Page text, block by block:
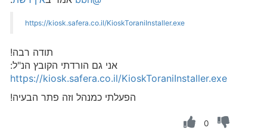
https://kiosk.safera.co.il/KioskToraniInstaller.exe
תודה רבה!
אני גם הורדתי הקובץ הנ"ל:
https://kiosk.safera.co.il/KioskToraniInstaller.exe
הפעלתי כמנהל וזה פתר הבעיה!
0